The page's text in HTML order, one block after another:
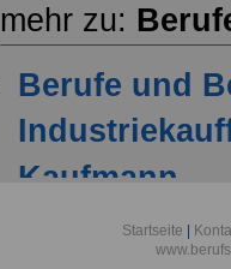
mehr zu:
Berufe und
Kaufmann
Berufsbild
Startseite |